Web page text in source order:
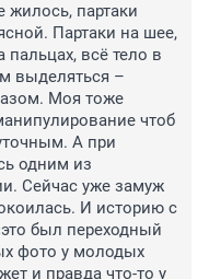
жилось, партаки
Партаки на шее,
пальцах, всё тело в
выделяться –
Моя тоже
чтоб
А при
одним из
Сейчас уже замуж
И историю с
был переходный
фото у молодых
и правда что-то у